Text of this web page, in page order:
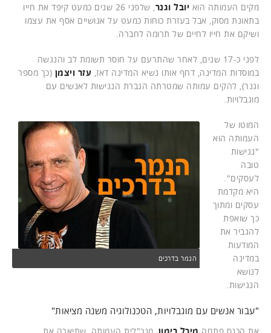
מקים העמותה הוא יובל וגנר
, שלפני 26 שנים כמעט קיפד את חייו
בתאונת מסוק, אבל בעזרת כוחות כמעט על אנושיים אסף את עצמו
ושיקם את חייו לחיים של תרומה לחברה.
לפני כ-17 שנים, לאחר שהתרעם על חוסר תשומת לב והנגשה
במוסדות המדינה, דחף אותו נשיא המדינה דאז, עזר ויצמן (כך מספר
וגנר), להקים עמותה שמטרתה הגברת הנגישות לאנשים עם
מוגבלויות.
הנמר בדרכים
המוטו של
העמותה הוא
"נגישות
טובה
לעסקים".
היא מקדמת
עסקים ומתוך
כך שואפת
להגביר את
המודעות
במדינה
לנושא
הנגישות.
"עבור אנשים עם מוגבלויות, הטכנולוגיה משנה מציאות"